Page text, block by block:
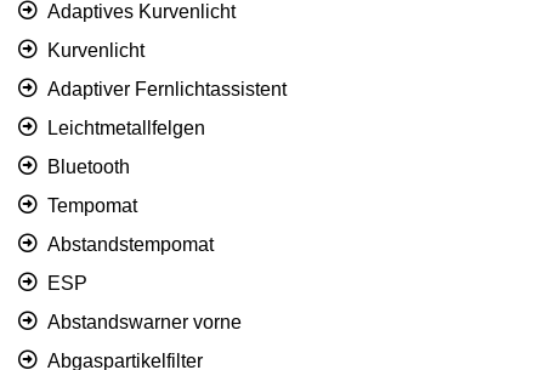
Adaptives Kurvenlicht
Kurvenlicht
Adaptiver Fernlichtassistent
Leichtmetallfelgen
Bluetooth
Tempomat
Abstandstempomat
ESP
Abstandswarner vorne
Abgaspartikelfilter